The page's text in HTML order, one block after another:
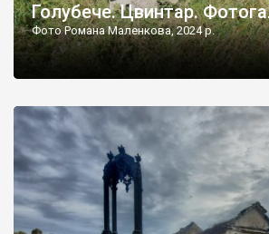
Голубече. Цвинтар.
Фото Романа Маленкова, 2024 р.